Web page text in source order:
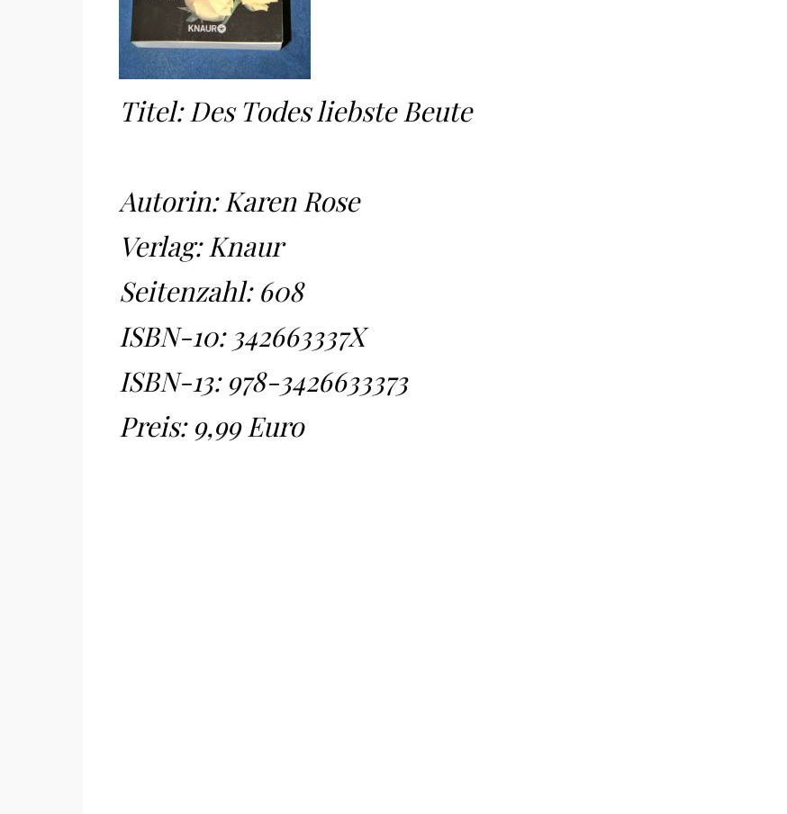
Titel: Des Todes liebste Beute
Autorin: Karen Rose
Verlag: Knaur
Seitenzahl: 608
ISBN-10: 342663337X
ISBN-13: 978-3426633373
Preis: 9,99 Euro